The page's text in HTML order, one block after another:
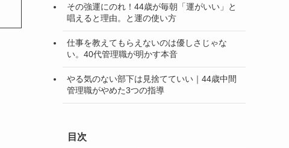
その強運にのれ！44歳が毎朝「運がいい」と
唱えると理由。と運の使い方
仕事を教えてもらえないのは優しさじゃな
い。40代管理職が明かす本音
やる気のない部下は見捨てていい｜44歳中間
管理職がやめた3つの指導
目次